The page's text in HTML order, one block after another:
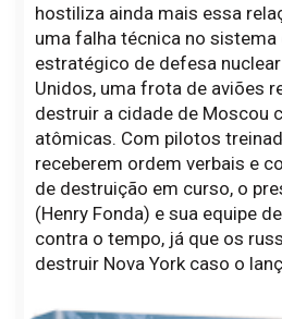
hostiliza ainda mais essa
uma falha técnica no sistema
estratégico de defesa
Unidos, uma frota de aviões
destruir a cidade de Moscou
atômicas. Com pilotos
receberem ordem verbais e
de destruição em curso, o
(Henry Fonda) e sua equipe
contra o tempo, já que os
destruir Nova York caso o